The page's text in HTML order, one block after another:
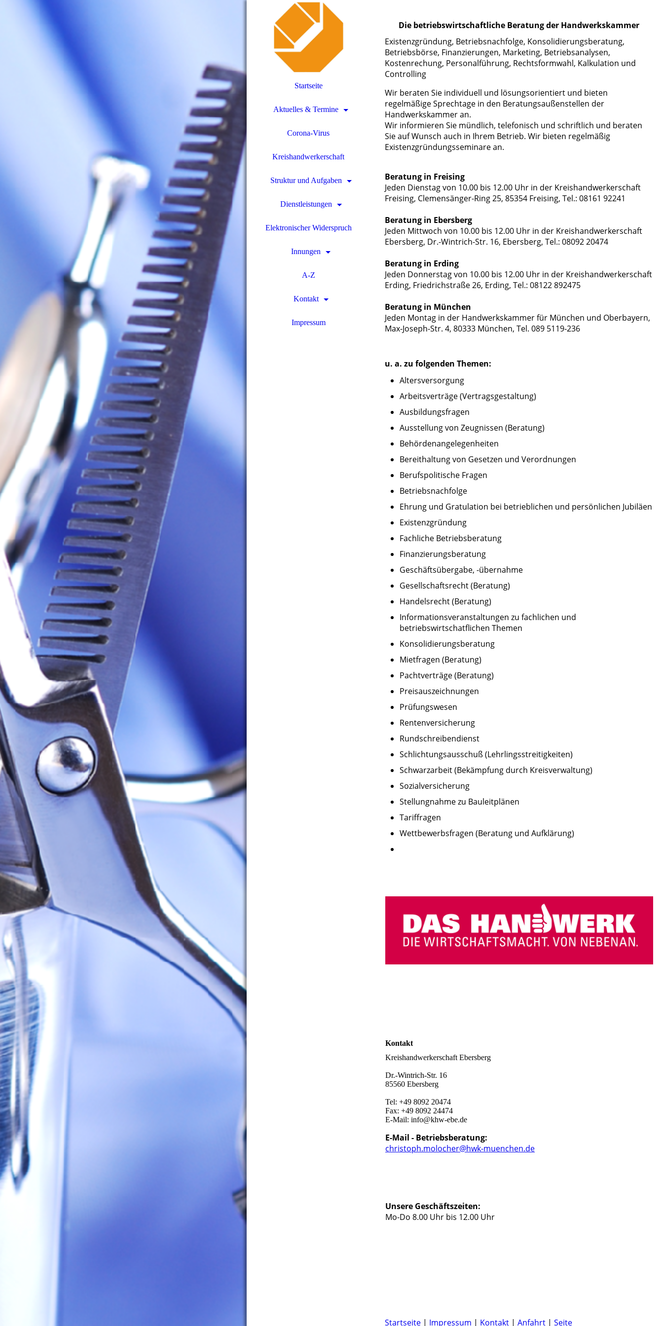
Startseite
Aktuelles & Termine
Corona-Virus
Kreishandwerkerschaft
Struktur und Aufgaben
Dienstleistungen
Elektronischer Widerspruch
Innungen
A-Z
Kontakt
Impressum
Die betriebswirtschaftliche Beratung der Handwerkskammer
Existenzgründung, Betriebsnachfolge, Konsolidierungsberatung,
Betriebsbörse, Finanzierungen, Marketing, Betriebsanalysen,
Kostenrechung, Personalführung, Rechtsformwahl, Kalkulation und
Controlling
Wir beraten Sie individuell und lösungsorientiert und bieten
regelmäßige Sprechtage in den Beratungsaußenstellen der
Handwerkskammer an.
Wir informieren Sie mündlich, telefonisch und schriftlich und beraten
Sie auf Wunsch auch in Ihrem Betrieb. Wir bieten regelmäßig
Existenzgründungsseminare an.
Beratung in Freising
Jeden Dienstag von 10.00 bis 12.00 Uhr in der Kreishandwerkerschaft
Freising, Clemensänger-Ring 25, 85354 Freising, Tel.: 08161 92241
Beratung in Ebersberg
Jeden Mittwoch von 10.00 bis 12.00 Uhr in der Kreishandwerkerschaft
Ebersberg, Dr.-Wintrich-Str. 16, Ebersberg, Tel.: 08092 20474
Beratung in Erding
Jeden Donnerstag von 10.00 bis 12.00 Uhr in der Kreishandwerkerschaft
Erding, Friedrichstraße 26, Erding, Tel.: 08122 892475
Beratung in München
Jeden Montag in der Handwerkskammer für München und Oberbayern,
Max-Joseph-Str. 4, 80333 München, Tel. 089 5119-236
u. a. zu folgenden Themen:
Altersversorgung
Arbeitsverträge (Vertragsgestaltung)
Ausbildungsfragen
Ausstellung von Zeugnissen (Beratung)
Behördenangelegenheiten
Bereithaltung von Gesetzen und Verordnungen
Berufspolitische Fragen
Betriebsnachfolge
Ehrung und Gratulation bei betrieblichen und persönlichen Jubiläen
Existenzgründung
Fachliche Betriebsberatung
Finanzierungsberatung
Geschäftsübergabe, -übernahme
Gesellschaftsrecht (Beratung)
Handelsrecht (Beratung)
Informationsveranstaltungen zu fachlichen und
betriebswirtschatflichen Themen
Konsolidierungsberatung
Mietfragen (Beratung)
Pachtverträge (Beratung)
Preisauszeichnungen
Prüfungswesen
Rentenversicherung
Rundschreibendienst
Schlichtungsausschuß (Lehrlingsstreitigkeiten)
Schwarzarbeit (Bekämpfung durch Kreisverwaltung)
Sozialversicherung
Stellungnahme zu Bauleitplänen
Tariffragen
Wettbewerbsfragen (Beratung und Aufklärung)
Kontakt
Kreishandwerkerschaft Ebersberg
Dr.-Wintrich-Str. 16
85560 Ebersberg
Tel: +49 8092 20474
Fax: +49 8092 24474
E-Mail: info@khw-ebe.de
E-Mail - Betriebsberatung:
christoph.molocher@hwk-muenchen.de
Unsere Geschäftszeiten:
Mo-Do 8.00 Uhr bis 12.00 Uhr
Startseite | Impressum | Kontakt | Anfahrt | Seite